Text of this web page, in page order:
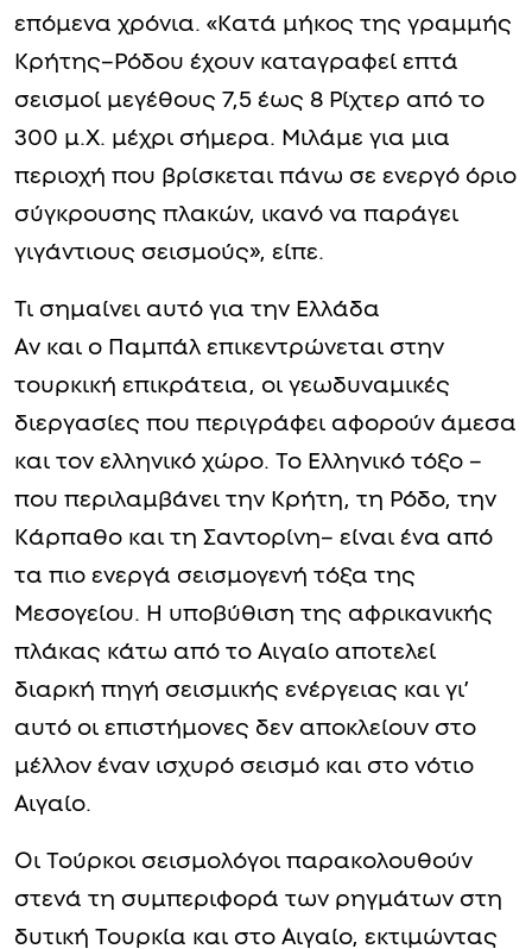
επόμενα χρόνια. «Κατά μήκος της γραμμής
Κρήτης–Ρόδου έχουν καταγραφεί επτά
σεισμοί μεγέθους 7,5 έως 8 Ρίχτερ από το
300 μ.Χ. μέχρι σήμερα. Μιλάμε για μια
περιοχή που βρίσκεται πάνω σε ενεργό όριο
σύγκρουσης πλακών, ικανό να παράγει
γιγάντιους σεισμούς», είπε.
Τι σημαίνει αυτό για την Ελλάδα
Αν και ο Παμπάλ επικεντρώνεται στην
τουρκική επικράτεια, οι γεωδυναμικές
διεργασίες που περιγράφει αφορούν άμεσα
και τον ελληνικό χώρο. Το Ελληνικό τόξο –
που περιλαμβάνει την Κρήτη, τη Ρόδο, την
Κάρπαθο και τη Σαντορίνη– είναι ένα από
τα πιο ενεργά σεισμογενή τόξα της
Μεσογείου. Η υποβύθιση της αφρικανικής
πλάκας κάτω από το Αιγαίο αποτελεί
διαρκή πηγή σεισμικής ενέργειας και γι’
αυτό οι επιστήμονες δεν αποκλείουν στο
μέλλον έναν ισχυρό σεισμό και στο νότιο
Αιγαίο.
Οι Τούρκοι σεισμολόγοι παρακολουθούν
στενά τη συμπεριφορά των ρηγμάτων στη
δυτική Τουρκία και στο Αιγαίο, εκτιμώντας